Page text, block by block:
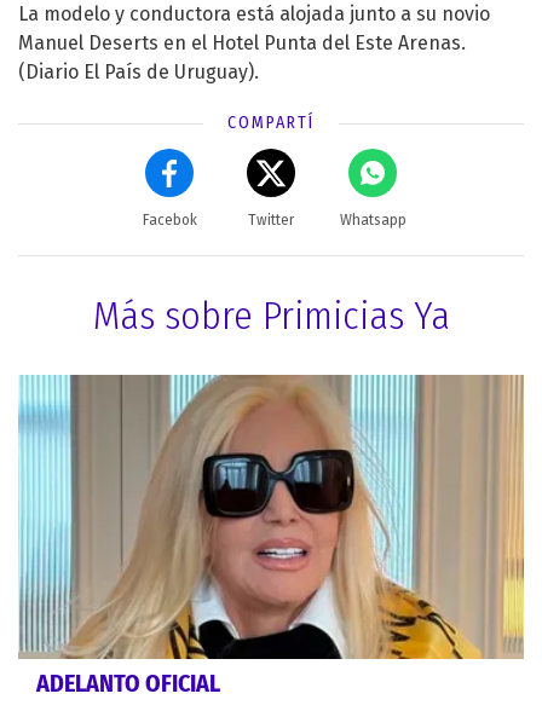
La modelo y conductora está alojada junto a su novio
Manuel Deserts en el Hotel Punta del Este Arenas.
(Diario El País de Uruguay).
COMPARTÍ
Facebok Twitter Whatsapp
Más sobre Primicias Ya
ADELANTO OFICIAL